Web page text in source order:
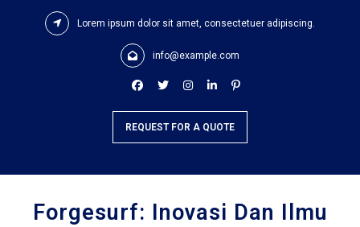
Lorem ipsum dolor sit amet, consectetuer adipiscing.
info@example.com
REQUEST FOR A QUOTE
Forgesurf: Inovasi Dan Ilmu